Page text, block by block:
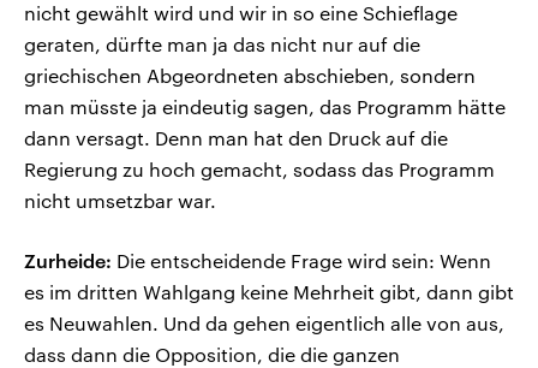
nicht gewählt wird und wir in so eine Schieflage
geraten, dürfte man ja das nicht nur auf die
griechischen Abgeordneten abschieben, sondern
man müsste ja eindeutig sagen, das Programm hätte
dann versagt. Denn man hat den Druck auf die
Regierung zu hoch gemacht, sodass das Programm
nicht umsetzbar war.
Zurheide: Die entscheidende Frage wird sein: Wenn
es im dritten Wahlgang keine Mehrheit gibt, dann gibt
es Neuwahlen. Und da gehen eigentlich alle von aus,
dass dann die Opposition, die die ganzen